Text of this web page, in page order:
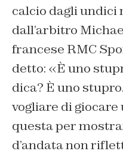
calcio dagli undici
dall’arbitro
francese RMC
detto: «È uno
dica? È uno
vogliare di
questa per
d’andata non